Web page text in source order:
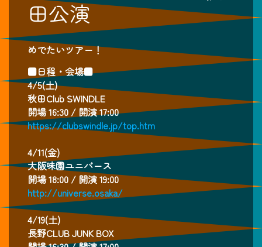
田公演
めでたいツアー！
■日程・会場■
4/5(土)
秋田Club SWINDLE
開場 16:30 / 開演 17:00
https://clubswindle.jp/top.htm
4/11(金)
大阪味園ユニバース
開場 18:00 / 開演 19:00
http://universe.osaka/
4/19(土)
長野CLUB JUNK BOX